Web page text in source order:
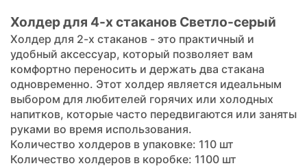
Холдер для 4-х стаканов Светло-серый
Холдер для 2-х стаканов - это практичный и
удобный аксессуар, который позволяет вам
комфортно переносить и держать два стакана
одновременно. Этот холдер является идеальным
выбором для любителей горячих или холодных
напитков, которые часто передвигаются или заняты
руками во время использования.
Количество холдеров в упаковке: 110 шт
Количество холдеров в коробке: 1100 шт